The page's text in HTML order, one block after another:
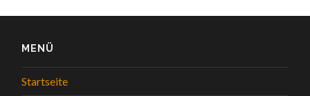
MENÜ
Startseite